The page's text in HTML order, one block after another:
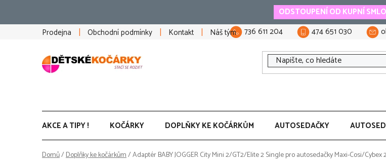
obsah
ODSTOUPENÍ OD KUPNÍ
Prodejna
Obchodní podmínky Kontakt Náš tým 736 611 204 474 651 030
AKCE A TIPY ! KOČÁRKY DOPLŇKY KE KOČÁRKŮM AUTOSEDAČKY
Domů/Doplňky ke kočárkům/Adaptér BABY JOGGER City Mini 2/GT2/Elite 2 Single pro autosedačky Maxi-Cosi/Cybex